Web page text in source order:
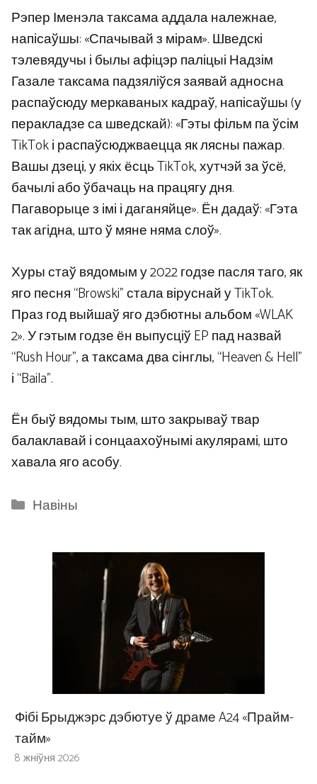
Рэпер Іменэла таксама аддала належнае,
напісаўшы: «Спачывай з мірам». Шведскі
тэлевядучы і былы афіцэр паліцыі Надзім
Газале таксама падзяліўся заявай адносна
распаўсюду меркаваных кадраў, напісаўшы (у
перакладзе са шведскай): «Гэты фільм па ўсім
TikTok і распаўсюджваецца як лясны пажар.
Вашы дзеці, у якіх ёсць TikTok, хутчэй за ўсё,
бачылі або ўбачаць на працягу дня.
Пагаворыце з імі і даганяйце». Ён дадаў: «Гэта
так агідна, што ў мяне няма слоў».
Хуры стаў вядомым у 2022 годзе пасля таго, як
яго песня “Browski” стала віруснай у TikTok.
Праз год выйшаў яго дэбютны альбом «WLAK
2». У гэтым годзе ён выпусціў EP пад назвай
“Rush Hour”, а таксама два сінглы, “Heaven & Hell”
і “Baila”.
Ён быў вядомы тым, што закрываў твар
балаклавай і сонцаахоўнымі акулярамі, што
хавала яго асобу.
Categories
Навіны
Фібі Брыджэрс дэбютуе ў драме A24 «Прайм-
тайм»
8 жніўня 2026